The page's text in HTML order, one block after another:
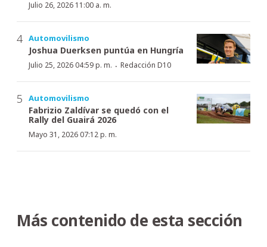
Julio 26, 2026 11:00 a. m.
Automovilismo
Joshua Duerksen puntúa en Hungría
Julio 25, 2026 04:59 p. m. · Redacción D10
Automovilismo
Fabrizio Zaldívar se quedó con el
Rally del Guairá 2026
Mayo 31, 2026 07:12 p. m.
Más contenido de esta sección